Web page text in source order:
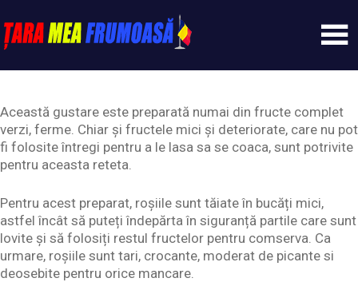
to
content
Tarameafrumoasa
Această gustare este preparată numai din fructe complet
verzi, ferme. Chiar și fructele mici și deteriorate, care nu pot
fi folosite întregi pentru a le lasa sa se coaca, sunt potrivite
pentru aceasta reteta.
Pentru acest preparat, roșiile sunt tăiate în bucăți mici,
astfel încât să puteți îndepărta în siguranță partile care sunt
lovite și să folosiți restul fructelor pentru comserva. Ca
urmare, roșiile sunt tari, crocante, moderat de picante si
deosebite pentru orice mancare.